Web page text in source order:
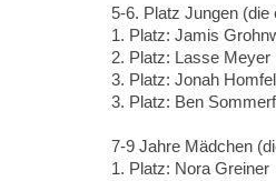
5-6. Platz Jungen (die
1. Platz: Jamis
2. Platz: Lasse Meyer
3. Platz: Jonah
3. Platz: Ben
7-9 Jahre Mädchen
1. Platz: Nora Greiner